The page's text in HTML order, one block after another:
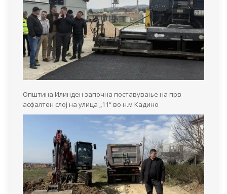
Општина Илинден започна поставување на прв
асфалтен слој на улица „11“ во н.м Кадино